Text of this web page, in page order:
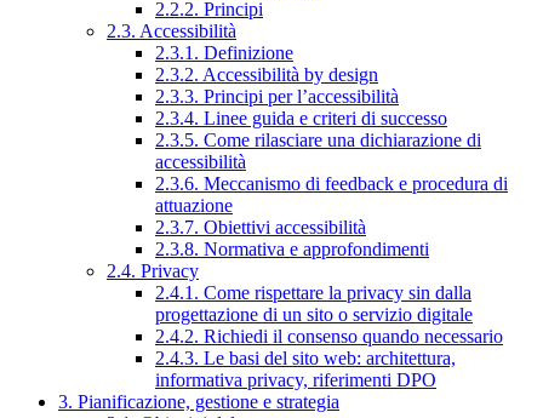
2.2.2. Principi
2.3. Accessibilità
2.3.1. Definizione
2.3.2. Accessibilità by design
2.3.3. Principi per l’accessibilità
2.3.4. Linee guida e criteri di successo
2.3.5. Come rilasciare una dichiarazione di
accessibilità
2.3.6. Meccanismo di feedback e procedura di
attuazione
2.3.7. Obiettivi accessibilità
2.3.8. Normativa e approfondimenti
2.4. Privacy
2.4.1. Come rispettare la privacy sin dalla
progettazione di un sito o servizio digitale
2.4.2. Richiedi il consenso quando necessario
2.4.3. Le basi del sito web: architettura,
informativa privacy, riferimenti DPO
3. Pianificazione, gestione e strategia